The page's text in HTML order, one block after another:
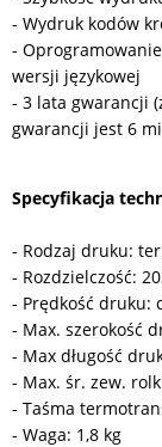
- Wydruk kodów
-
wersji językowej
- 3 lata gwarancji
gwarancji jest 6
Specyfikacja
- Rodzaj druku:
- Rozdzielczość:
- Prędkość druku:
- Max. szerokość
- Max długość
- Max. śr. zew.
- Taśma
- Waga: 1,8 kg